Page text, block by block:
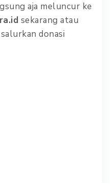
aja meluncur ke
sekarang atau
donasi